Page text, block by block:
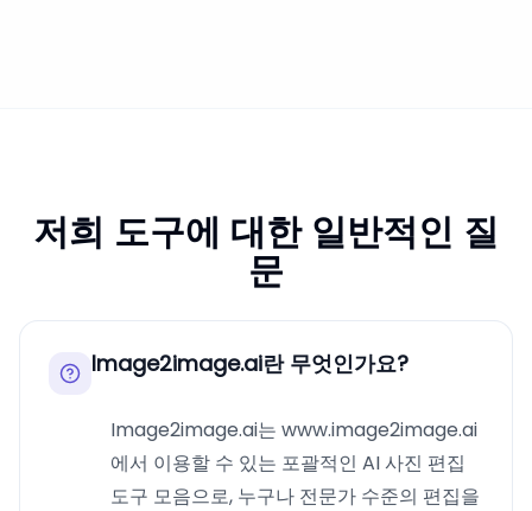
저희 도구에 대한 일반적인 질
문
Image2image.ai란 무엇인가요?
Image2image.ai는 www.image2image.ai
에서 이용할 수 있는 포괄적인 AI 사진 편집
도구 모음으로, 누구나 전문가 수준의 편집을